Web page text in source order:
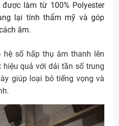
làm từ 100% Polyester
lại tính thẩm mỹ và góp
âm.
số hấp thụ âm thanh lên
quả với dải tần số trung
giúp loại bỏ tiếng vọng và